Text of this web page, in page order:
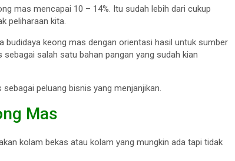
mas mencapai 10 – 14%. Itu sudah lebih dari cukup
peliharaan kita.
budidaya keong mas dengan orientasi hasil untuk sumber
salah satu bahan pangan yang sudah kian
peluang bisnis yang menjanjikan.
Mas
kolam bekas atau kolam yang mungkin ada tapi tidak